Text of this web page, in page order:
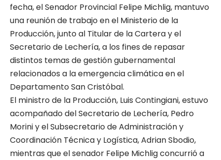
fecha, el Senador Provincial Felipe Michlig, mantuvo
una reunión de trabajo en el Ministerio de la
Producción, junto al Titular de la Cartera y el
Secretario de Lechería, a los fines de repasar
distintos temas de gestión gubernamental
relacionados a la emergencia climática en el
Departamento San Cristóbal.
El ministro de la Producción, Luis Contingiani, estuvo
acompañado del Secretario de Lechería, Pedro
Morini y el Subsecretario de Administración y
Coordinación Técnica y Logística, Adrian Sbodio,
mientras que el senador Felipe Michlig concurrió a